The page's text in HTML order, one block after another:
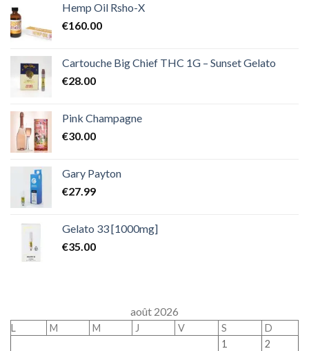
Hemp Oil Rsho-X
€160.00
Cartouche Big Chief THC 1G – Sunset Gelato
€28.00
Pink Champagne
€30.00
Gary Payton
€27.99
Gelato 33 [1000mg]
€35.00
août 2026
L M M J V S
D
1
2